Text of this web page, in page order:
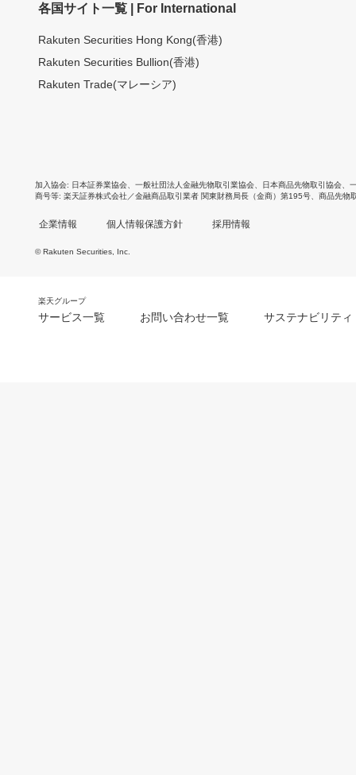
各国サイト一覧 | For International
Rakuten Securities Hong Kong(香港)
Rakuten Securities Bullion(香港)
Rakuten Trade(マレーシア)
加入協会 日本証券業協会 一般社団法人金融先物取引業協会 日本商品先物取引協会
商号等 楽天証券株式会社／金融商品取引業者 関東財務局長（金商）第195号、商品先物
企業情報 個人情報保護方針 採用情報
© Rakuten Securities, Inc.
楽天グループ
サービス一覧 お問い合わせ一覧 サステナビリティ